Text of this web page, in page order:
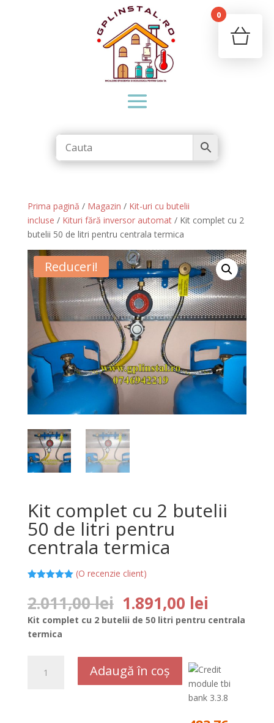
Prima pagină / Magazin / Kit-uri cu butelii
incluse / Kituri fără inversor automat/ Kit complet cu 2
butelii 50 de litri pentru centrala termica
Reduceri!
Kit complet cu 2 butelii
50 de litri pentru
centrala termica
pe baza
singure
evaluări
(O recenzie client)
2.011,00lei Prețul
inițial
a
2.011,00 lei.
1.891,00 lei
curent
este:
Kit complet cu 2 butelii de 50 litri pentru centrala
termica
Adaugă în coș
0